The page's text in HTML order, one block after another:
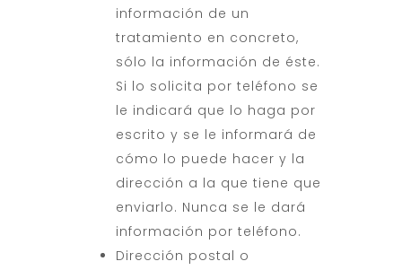
información de un
tratamiento en concreto,
sólo la información de éste.
Si lo solicita por teléfono se
le indicará que lo haga por
escrito y se le informará de
cómo lo puede hacer y la
dirección a la que tiene que
enviarlo. Nunca se le dará
información por teléfono.
Dirección postal o